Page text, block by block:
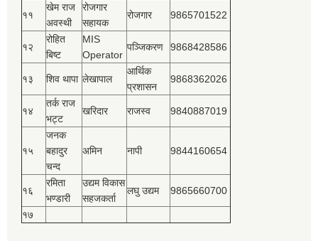
११
खेम राज
अवस्थी
रोजगार
सहायक
रोजगार 9865701522
१२
रोहित
बिष्‍ट
MIS
Operator
पञ्‍जिकरण 9868428586
१३ शिव थापा लेखापाल
आर्थिक
प्रशासन
9868362026
१४
तर्क राज
भट्ट
खरिदार राजस्‍व 9840887019
१५
जनक
बहादुर
चन्द
अमिन नापी 9844160654
१६
रमिता
भण्डारी
उद्यम विकास
सहजकर्ता
लघु उद्यम 9865660700
१७